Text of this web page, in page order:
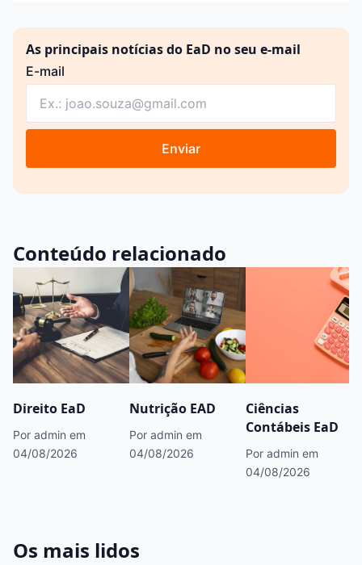
As principais notícias do EaD no seu e-mail
E-mail
Enviar
Conteúdo relacionado
Direito EaD
Por admin em
04/08/2026
Nutrição EAD
Por admin em
04/08/2026
Ciências
Contábeis EaD
Por admin em
04/08/2026
Os mais lidos